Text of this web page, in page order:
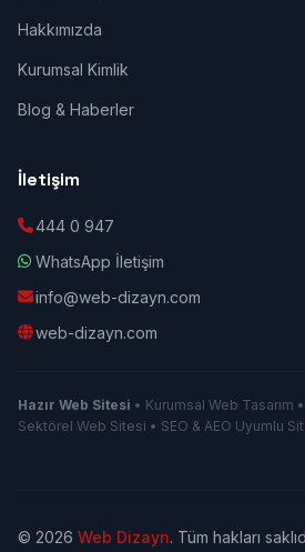
Hakkımızda
Kurumsal Kimlik
Blog & Haberler
İletişim
444 0 947
WhatsApp İletişim
info@web-dizayn.com
web-dizayn.com
Hazır Web Sitesi • Kurumsal Web Tasarım
Sektörel Web Sitesi • SEO & AEO Uyumlu
© 2026 Web Dizayn. Tüm hakları